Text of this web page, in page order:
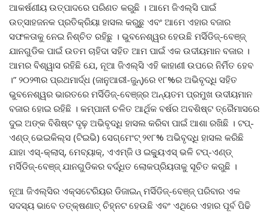
ଆକର୍ଷଣୀୟ ଉତ୍ପାଦରେ ପରିଣତ କରୁଛି । ଆମେ ଜିଏଲ୍‌ସି ପାଇଁ
ଉତ୍ସାହଜନକ ପ୍ରତିକ୍ରିୟା ହାସଲ କରୁଛୁ ଏବଂ ଆମେ ଏହାର ବଜାର
ସଫଳତାକୁ ନେଇ ନିଶ୍ଚିତ ରହିଛୁ । ଭୁବନେଶ୍ୱର ହେଉଛି ମର୍ସିଡିଜ୍‌-ବେଞ୍ଜ୍
ଯାନଗୁଡିକ ପାଇଁ ଉତମ ଚାହିଦା ସହିତ ଆମ ପାଇଁ ଏକ ଉଦୀୟମାନ ବଜାର ।
ଆମର ବିଶ୍ୱାସ ରହିଛି ଯେ, ନୂଆ ଜିଏଲ୍‌ସି ଏହି କାହାଣୀ ଉପରେ ନିର୍ମିତ ହେବ
।” ୨୦୨୩ର ପ୍ରଥମାର୍ଦ୍ଧ (ଜାନୁଆରୀ-ଜୁନ୍‌)ରେ ୧୮%ର ଅଭିବୃଦ୍ଧି ସହିତ
ଭୁବନେଶ୍ୱର ଭାରତରେ ମର୍ସିଡିଜ୍‌-ବେଞ୍ଜ୍‌ର ଅନ୍ୟତମ ପ୍ରମୁଖ ଉଦୀୟମାନ
ବଜାର ହୋଇ ରହିଛି । କମ୍ପାନୀ ଚଳିତ ଆର୍ଥିକ ବର୍ଷର ଅବଶିଷ୍ଟ ତ୍ରୈମାସରେ
ଦୁଇ ଅଙ୍କ ବିଶିଷ୍ଟ ଦୃଢ଼ ଅଭିବୃଦ୍ଧି ହାସଲ କରିବା ପାଇଁ ଆଶା ରଖିଛି । ଟପ୍‌-
ଏଣ୍ଡ୍ ଭେଇକିଲ୍‌ସ (ଟିଇଭି) ସେଗ୍‌ମେଂଟ୍ ୨୧୮% ଅଭିବୃଦ୍ଧି ହାସଲ କରିଛି
ଯାହା ଏସ୍‌-କ୍ଲାସ୍‌, ମେବ୍ୟାକ୍‌, ଏଏମ୍‌ଜି ଓ ଇକ୍ୟୁଏସ୍ ଭଳି ଟପ୍‌-ଏଣ୍ଡ୍
ମର୍ସିଡିଜ୍‌-ବେଞ୍ଜ୍ ଯାନଗୁଡିକର ବର୍ଦ୍ଧିତ ଲୋକପ୍ରିୟତାକୁ ସୂଚିତ କରୁଛି ।
ନୂଆ ଜିଏଲ୍‌ସିର ଏକ୍ସଟେରିୟର ଡିଜାଇନ୍ ମର୍ସିଡିଜ୍‌-ବେଞ୍ଜ୍ ପରିବାର ଏକ
ସଦସ୍ୟ ଭାବେ ତତ୍‌କ୍ଷଣାତ୍ ଚିହ୍ନଟ ହେଉଛି ଏବଂ ଏଥିରେ ଏହାର ପୂର୍ବ ପିଢି